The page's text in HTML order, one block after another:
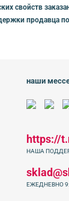
свойств
продавца
наши
https://
НАША
ЕЖЕДНЕВНО